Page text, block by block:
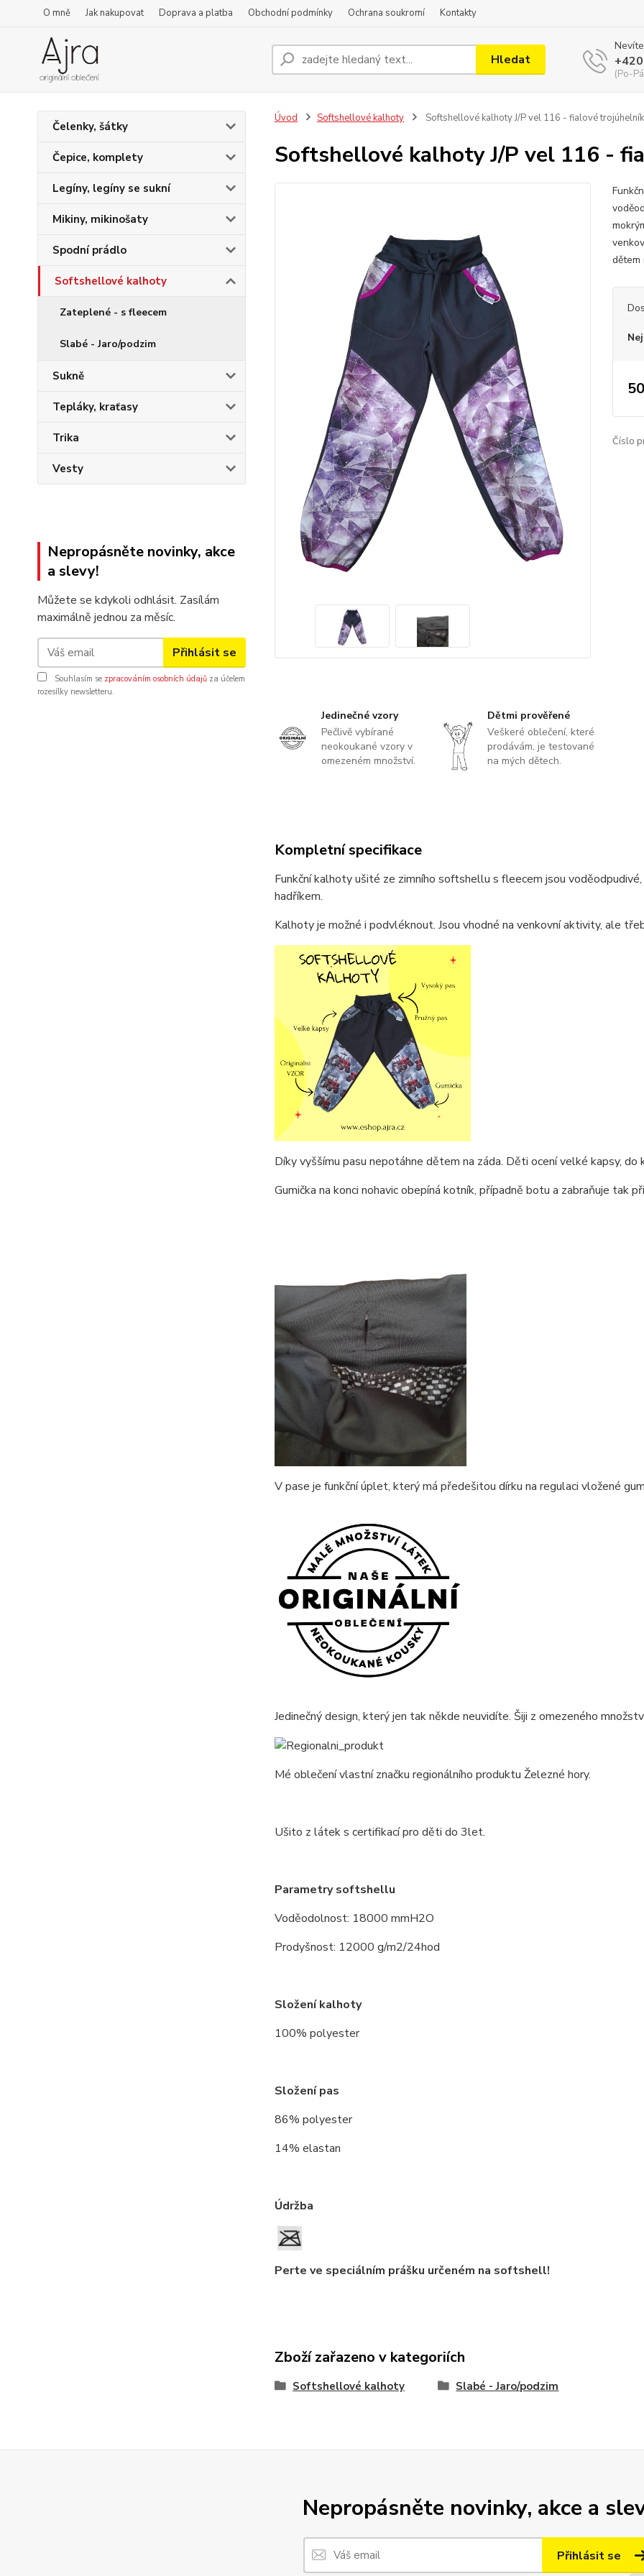
O mně Jak nakupovat Doprava a platba Obchodní podmínky Ochrana soukromí Kontakty
Hledat
(Po-
Čelenky, šátky
Čepice, komplety
Legíny, legíny se sukní
Mikiny, mikinošaty
Spodní prádlo
Softshellové kalhoty
Zateplené - s fleecem
Slabé - Jaro/podzim
Sukně
Tepláky, kraťasy
Trika
Vesty
Nepropásněte novinky, akce
a slevy!
Můžete se kdykoli odhlásit. Zasílám
maximálně jednou za měsíc.
Přihlásit se
Souhlasím se zpracováním osobních údajů za účelem
rozesílky newsletteru.
Úvod Softshellové kalhoty Softshellové kalhoty J/P vel 116 - fialové
Softshellové kalhoty J/P vel 116 -
dětem
Číslo
Jedinečné vzory
Pečlivě vybírané
neokoukané vzory v
omezeném množství.
Dětmi prověřené
Veškeré oblečení, které
prodávám, je testované
na mých dětech.
Kompletní specifikace
Funkční kalhoty ušité ze zimního softshellu s fleecem jsou
hadříkem.
Kalhoty je možné i podvléknout. Jsou vhodné na venkovní aktivity, ale
Díky vyššímu pasu nepotáhne dětem na záda. Děti ocení velké kapsy,
Gumička na konci nohavic obepíná kotník, případně botu a zabraňuje tak
V pase je funkční úplet, který má předešitou dírku na regulaci vložené
Jedinečný design, který jen tak někde neuvidíte. Šiji z omezeného
Mé oblečení vlastní značku regionálního produktu Železné hory.
Ušito z látek s certifikací pro děti do 3let.
Parametry softshellu
Voděodolnost: 18000 mmH2O
Prodyšnost: 12000 g/m2/24hod
Složení kalhoty
100% polyester
Složení pas
86% polyester
14% elastan
Údržba
Perte ve speciálním prášku určeném na softshell!
Zboží zařazeno v kategoriích
Softshellové kalhoty Slabé - Jaro/podzim
Nepropásněte novinky, akce a
Přihlásit se